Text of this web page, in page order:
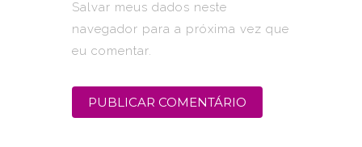
Salvar meus dados neste
navegador para a próxima vez que
eu comentar.